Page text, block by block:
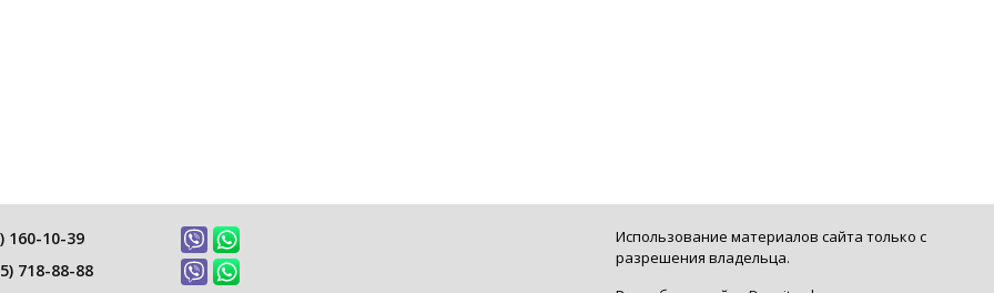
160-10-39
718-88-88
Использование материалов сайта только с
разрешения владельца.